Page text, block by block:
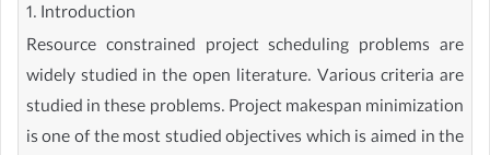
1. Introduction
Resource constrained project scheduling problems are
widely studied in the open literature. Various criteria are
studied in these problems. Project makespan minimization
is one of the most studied objectives which is aimed in the